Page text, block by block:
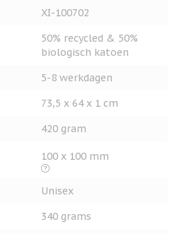
XI-100702
50% recycled & 50%
biologisch katoen
5-8 werkdagen
73,5 x 64 x 1 cm
420 gram
100 x 100 mm
Unisex
340 grams